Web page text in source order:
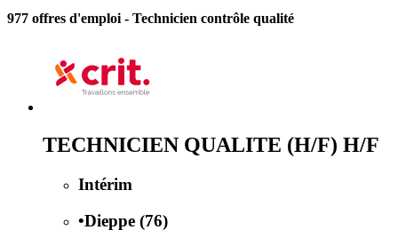
977 offres d'emploi - Technicien contrôle qualité
TECHNICIEN QUALITE (H/F) H/F
Intérim
•Dieppe (76)